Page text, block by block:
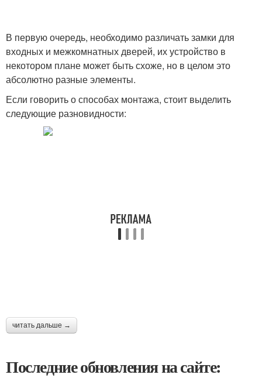
В первую очередь, необходимо различать замки для
входных и межкомнатных дверей, их устройство в
некотором плане может быть схоже, но в целом это
абсолютно разные элементы.
Если говорить о способах монтажа, стоит выделить
следующие разновидности:
читать дальше →
Последние обновления на сайте: